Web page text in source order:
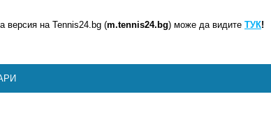
версия на Tennis24.bg (m.tennis24.bg) може да видите ТУК!